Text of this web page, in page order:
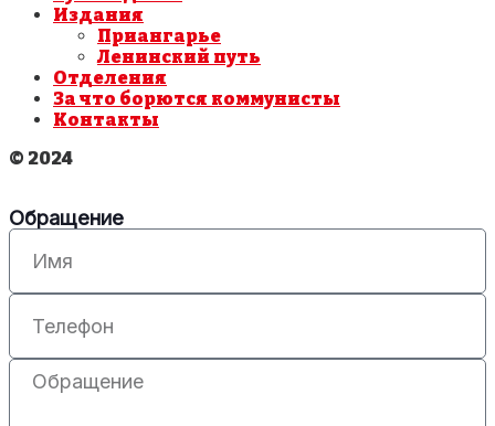
Издания
Приангарье
Ленинский путь
Отделения
За что борются коммунисты
Контакты
© 2024
Обращение